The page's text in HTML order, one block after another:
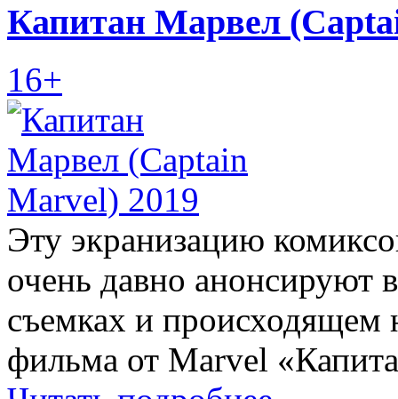
Капитан Марвел
16+
Эту экранизацию
очень давно анонсируют
съемках и происходящем
фильма от Marvel